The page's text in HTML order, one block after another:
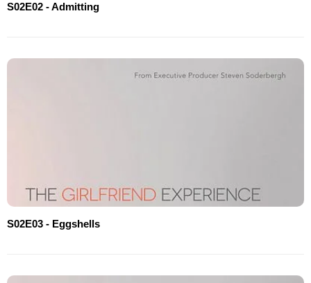
S02E02 - Admitting
S02E03 - Eggshells